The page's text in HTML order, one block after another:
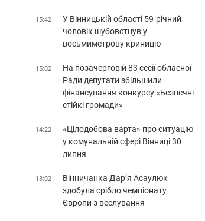
15:42
У Вінницькій області 59-річний
чоловік шубовстнув у
восьмиметрову криницю
15:02
На позачерговій 83 сесії обласної
Ради депутати збільшили
фінансування конкурсу «Безпечні
стійкі громади»
14:22
«Цілодобова варта» про ситуацію
у комунальній сфері Вінниці 30
липня
13:02
Вінничанка Дар’я Асаулюк
здобула срібло чемпіонату
Європи з веслування